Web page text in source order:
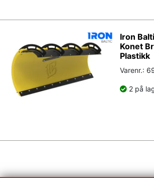
Iron
Konet
Plastikk
Varenr.:
2 på